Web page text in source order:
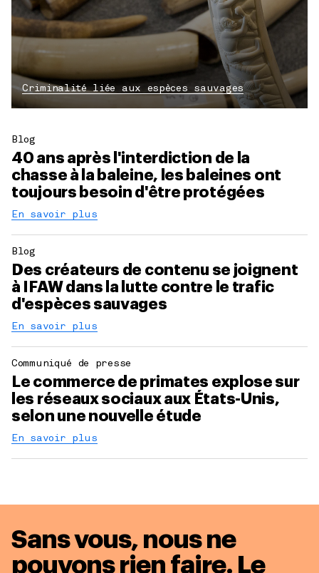
Criminalité liée aux espèces sauvages
Blog
40 ans après l'interdiction de la
chasse à la baleine, les baleines ont
toujours besoin d'être protégées
En savoir plus
Blog
Des créateurs de contenu se joignent
à IFAW dans la lutte contre le trafic
d'espèces sauvages
En savoir plus
Communiqué de presse
Le commerce de primates explose sur
les réseaux sociaux aux États-Unis,
selon une nouvelle étude
En savoir plus
Sans vous, nous ne
pouvons rien faire. Le